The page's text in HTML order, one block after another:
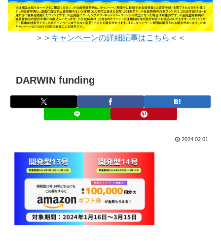
＞＞ キャンペーンの詳細記事はこちら ＜＜
DARWIN funding
2024.02.01